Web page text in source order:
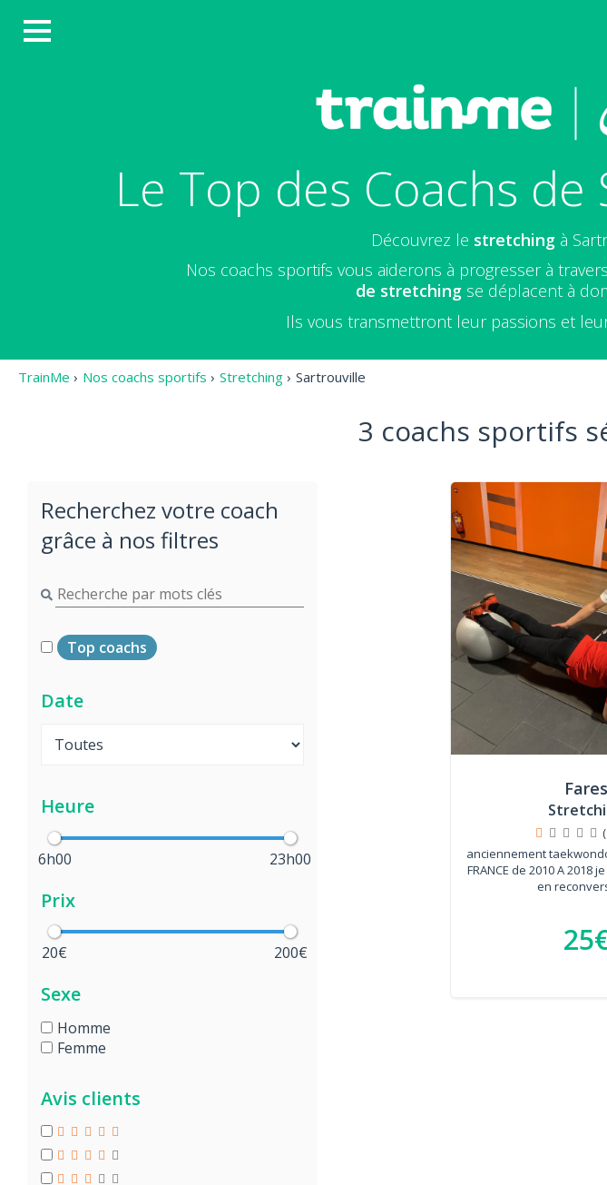
Le Top des Coachs
Découvrez le stretchingà
Nos coachs sportifs vous aiderons à progresser à
de stretching se déplacent à
Ils vous transmettront leur passions et
TrainMe › Nos coachs sportifs › Stretching › Sartrouville
Recherchez votre coach
grâce à nos filtres
Top coachs
Date
Heure
6h00 23h00
Prix
20€ 200€
Sexe
Homme
Femme
Avis clients
3 coachs sportifs
Fares
anciennement
FRANCE de 2010 A 2018
en